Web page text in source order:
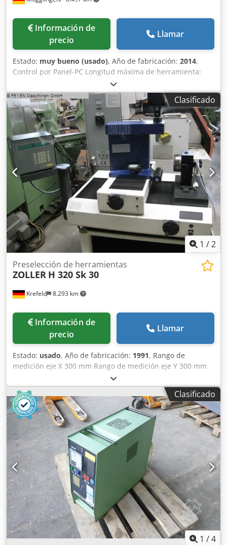
Información de
precio
Llamar
Estado: muy bueno (usado), Año de fabricación: 2014,
Control por Panel-PC Longitud máxima de herramienta:
500 mm Diámetro máximo de herramienta: 400 mm
Credpfjzatiqjx Abzjf Portaherramientas SK 50 Impresora de
etiquetas Mesa inferior
Clasificado
1 /2
Krefeld 8.293 km
Preselección de herramientas
ZOLLER H 320 Sk 30
Información de
precio
Llamar
Estado: usado, Año de fabricación: 1991, Rango de
medición eje X 300 mm Rango de medición eje Y 300 mm
Cjdpfx Aetv Icnjbzjrf Tamaño de la mesa 800 x 800 mm
Fijación ISO 30 Alimentación 220 V / 50 Hz Carga total
conectada 0,3 kW Peso 0,5 toneladas Espacio necesario
aprox. 1,5 x 1 x 1,6 m Dispositivo de preajuste con soporte
SK 30, SK 40 opcionalmente posible, Indicador de valores
medidos Zoller DA 6050 / 0266, Número de serie: H320/066
Clasificado
1 /4